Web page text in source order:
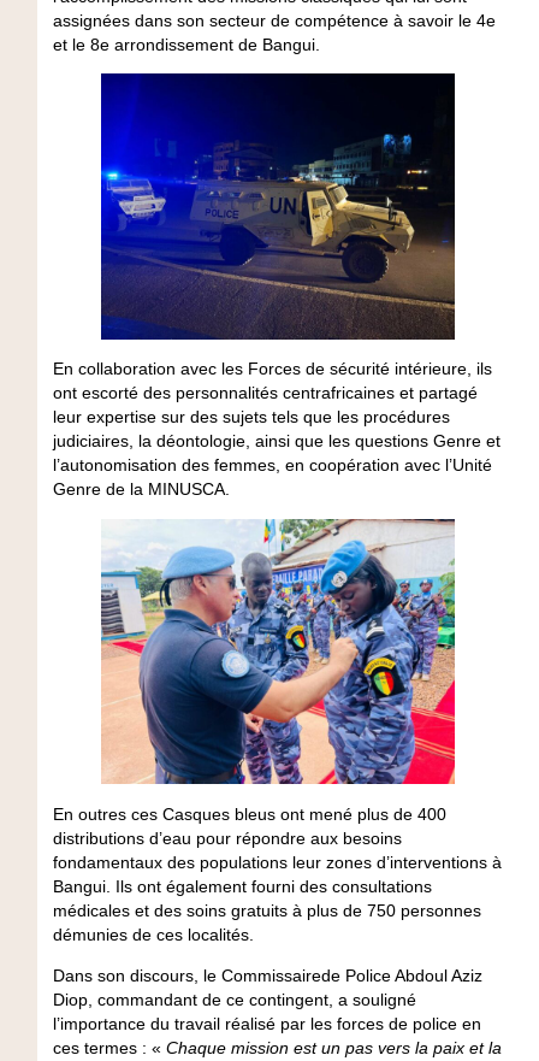
assignées dans son secteur de compétence à savoir le 4e
et le 8e arrondissement de Bangui.
En collaboration avec les Forces de sécurité intérieure, ils
ont escorté des personnalités centrafricaines et partagé
leur expertise sur des sujets tels que les procédures
judiciaires, la déontologie, ainsi que les questions Genre et
l’autonomisation des femmes, en coopération avec l’Unité
Genre de la MINUSCA.
En outres ces Casques bleus ont mené plus de 400
distributions d’eau pour répondre aux besoins
fondamentaux des populations leur zones d’interventions à
Bangui. Ils ont également fourni des consultations
médicales et des soins gratuits à plus de 750 personnes
démunies de ces localités.
Dans son discours, le Commissairede Police Abdoul Aziz
Diop, commandant de ce contingent, a souligné
l’importance du travail réalisé par les forces de police en
ces termes : « Chaque mission est un pas vers la paix et la